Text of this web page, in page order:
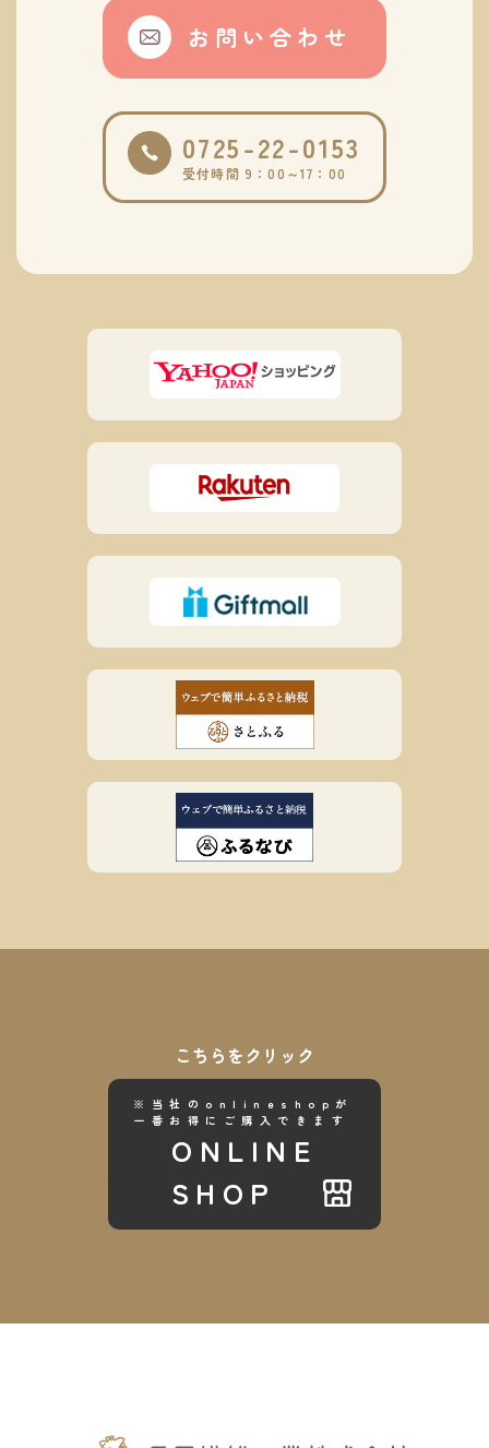
お問い合わせ
0725-22-0153
受付時間 9：00～17：00
こちらをクリック
※当社のonlineshopが
一番お得にご購入できます
ONLINE
SHOP